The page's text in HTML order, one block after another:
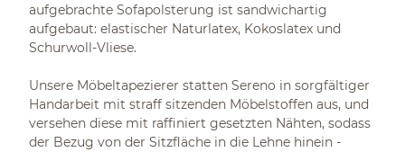
aufgebrachte Sofapolsterung ist sandwichartig
aufgebaut: elastischer Naturlatex, Kokoslatex und
Schurwoll-Vliese.
Unsere Möbeltapezierer statten Sereno in sorgfältiger
Handarbeit mit straff sitzenden Möbelstoffen aus, und
versehen diese mit raffiniert gesetzten Nähten, sodass
der Bezug von der Sitzfläche in die Lehne hinein -